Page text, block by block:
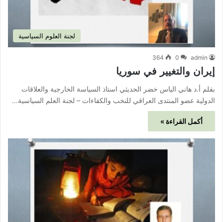
لجنة العلوم السياسية
admin
0
364
إيران والتغيير في سوريا
بقلم أ.د هاني الياس خضر الحديثي استاذ السياسة الخارجية والعلاقات
الدولية عضو المنتدى العراقي للنخب والكفاءات – لجنة العلم السياسية…
أكمل القراءة »